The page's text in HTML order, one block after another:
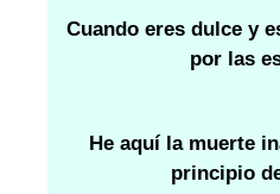
Cuando eres dulce y
por las
He aquí la muerte
principio